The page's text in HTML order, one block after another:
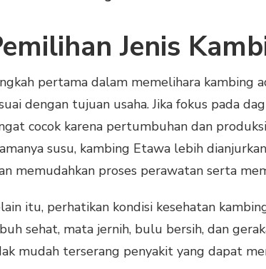
Jenis
pertama dalam memelihara kambing
dengan tujuan usaha. Jika fokus pada
cocok karena pertumbuhan dan
susu, kambing Etawa lebih
memudahkan proses perawatan serta
itu, perhatikan kondisi kesehatan
sehat, mata jernih, bulu bersih, dan
mudah terserang penyakit yang dapat